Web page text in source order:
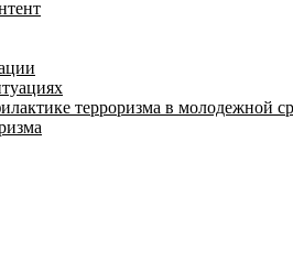
терроризма в молодежной